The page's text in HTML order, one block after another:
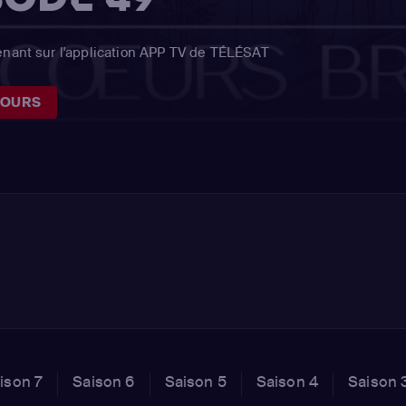
sur l'application APP TV de TÉLÉSAT
7 Saison 6 Saison 5 Saison 4 Saison